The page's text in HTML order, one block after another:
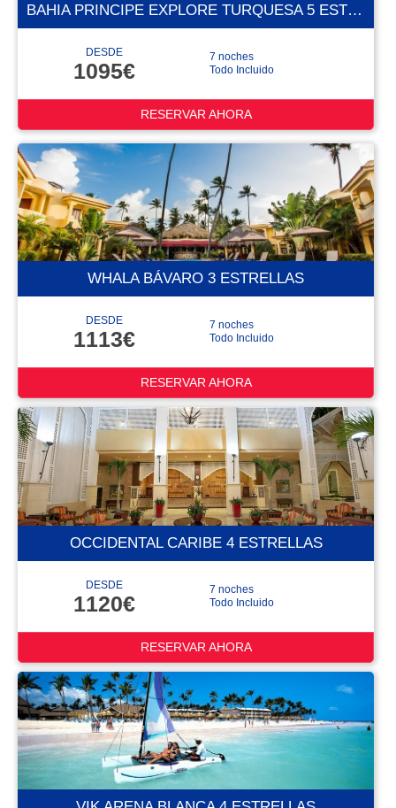
BAHIA PRINCIPE EXPLORE TURQUESA 5 ESTRELLAS
DESDE
1095€
7 noches
Todo Incluido
RESERVAR AHORA
WHALA BÁVARO 3 ESTRELLAS
DESDE
1113€
7 noches
Todo Incluido
RESERVAR AHORA
OCCIDENTAL CARIBE 4 ESTRELLAS
DESDE
1120€
7 noches
Todo Incluido
RESERVAR AHORA